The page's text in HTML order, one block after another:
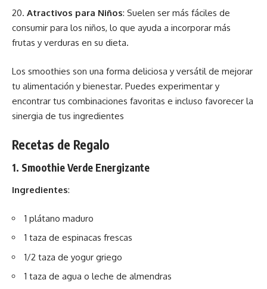
Atractivos para Niños: Suelen ser más fáciles de
consumir para los niños, lo que ayuda a incorporar más
frutas y verduras en su dieta.
Los smoothies son una forma deliciosa y versátil de mejorar
tu alimentación y bienestar. Puedes experimentar y
encontrar tus combinaciones favoritas e incluso favorecer la
sinergia de tus ingredientes
Recetas de Regalo
1. Smoothie Verde Energizante
Ingredientes:
1 plátano maduro
1 taza de espinacas frescas
1/2 taza de yogur griego
1 taza de agua o leche de almendras